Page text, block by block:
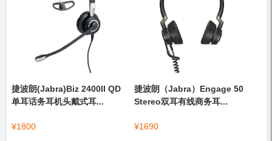
捷波朗(Jabra)Biz 2400II QD
单耳话务耳机头戴式耳...
¥1800
捷波朗（Jabra）Engage 50
Stereo双耳有线商务耳...
¥1690